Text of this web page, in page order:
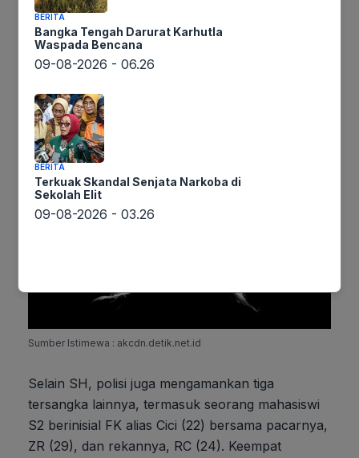
memilih untuk mengakhiri kehamilannya melalui
jasa SH, yang menawarkan layanan aborsi di
hotel-hotel dengan tarif bervariasi, mulai dari
Rp2,5 juta hingga Rp5 juta. Praktik ini dilakukan
obat-obatan tanpa resep dokter, sebuah tindakan
yang jelas melanggar hukum dan etika profesi.
Sumber Istimewa : akcdn.detik.net.id
Selain SH, polisi juga mengamankan tiga
tersangka lainnya, termasuk seorang mahasiswi
S2 berinisial FK alias Cici (22) bersama pacarnya,
ZR (29), dan rekannya, RC (24). Keempat
BERITA
Bangka Tengah Darurat Karhutla
Waspada Bencana
09-08-2026 - 06.26
BERITA
Terkuak Skandal Senjata Narkoba di
Sekolah Elit
09-08-2026 - 03.26